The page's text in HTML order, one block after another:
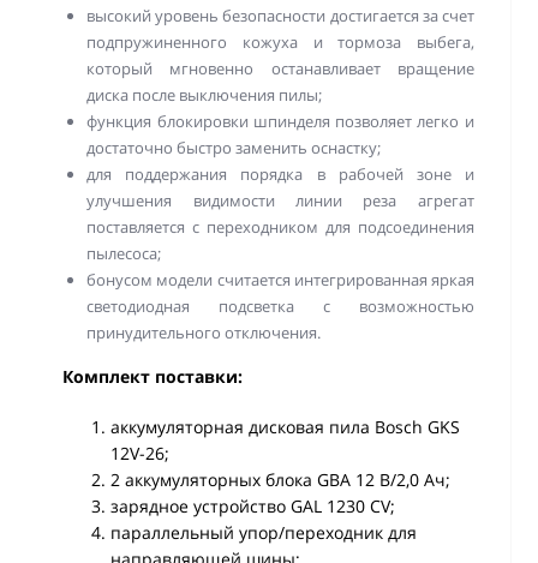
высокий уровень безопасности достигается за счет
подпружиненного кожуха и тормоза выбега,
который мгновенно останавливает вращение
диска после выключения пилы;
функция блокировки шпинделя позволяет легко и
достаточно быстро заменить оснастку;
для поддержания порядка в рабочей зоне и
улучшения видимости линии реза агрегат
поставляется с переходником для подсоединения
пылесоса;
бонусом модели считается интегрированная яркая
светодиодная подсветка с возможностью
принудительного отключения.
Комплект поставки:
аккумуляторная дисковая пила Bosch GKS
12V-26;
2 аккумуляторных блока GBA 12 В/2,0 Ач;
зарядное устройство GAL 1230 CV;
параллельный упор/переходник для